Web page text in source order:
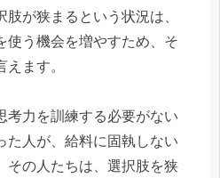
が狭まるという状況は、
使う機会を増やすため、そ
ます。
考力を訓練する必要がない
た人が、給料に固執しない
その人たちは、選択肢を狭